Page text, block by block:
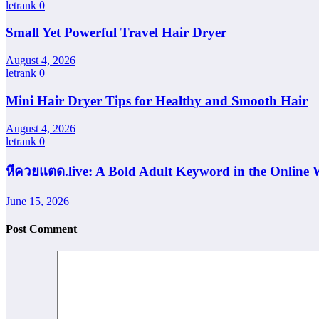
letrank 0
Small Yet Powerful Travel Hair Dryer
August 4, 2026
letrank 0
Mini Hair Dryer Tips for Healthy and Smooth Hair
August 4, 2026
letrank 0
หีควยแตด.live: A Bold Adult Keyword in the Online
June 15, 2026
Post Comment